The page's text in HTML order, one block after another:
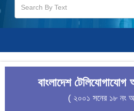
বাংলাদেশ
( ২০০১ সনের ১৮ নং